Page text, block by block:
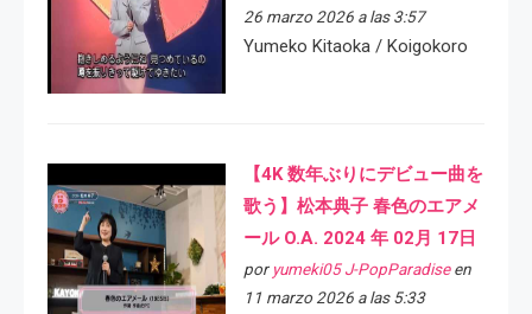
26 marzo 2026 a las 3:57
Yumeko Kitaoka / Koigokoro
【4K 数年ぶりにデビュー曲を
歌う】松本典子 春色のエアメ
ール O.A. 2024 年 02月 17日
por yumeki05 J-PopParadiseen
11 marzo 2026 a las 5:33